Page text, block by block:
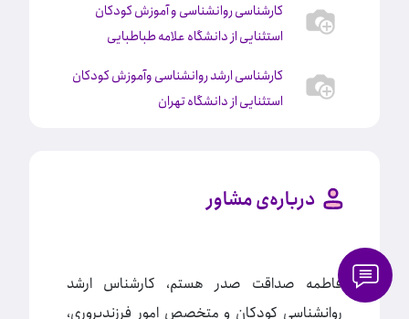
کارشناسی روانشناسی و آموزش کودکان
استثنایی از دانشگاه علامه طباطبایی
کارشناسی ارشد روانشناسی وآموزش کودکان
استثنایی از دانشگاه تهران
درباره‌ی مشاور
فاطمه صداقت صدر هستم، کارشناس ارشد
روانشناسی کودکان و متخصص امور فرزندپروری،